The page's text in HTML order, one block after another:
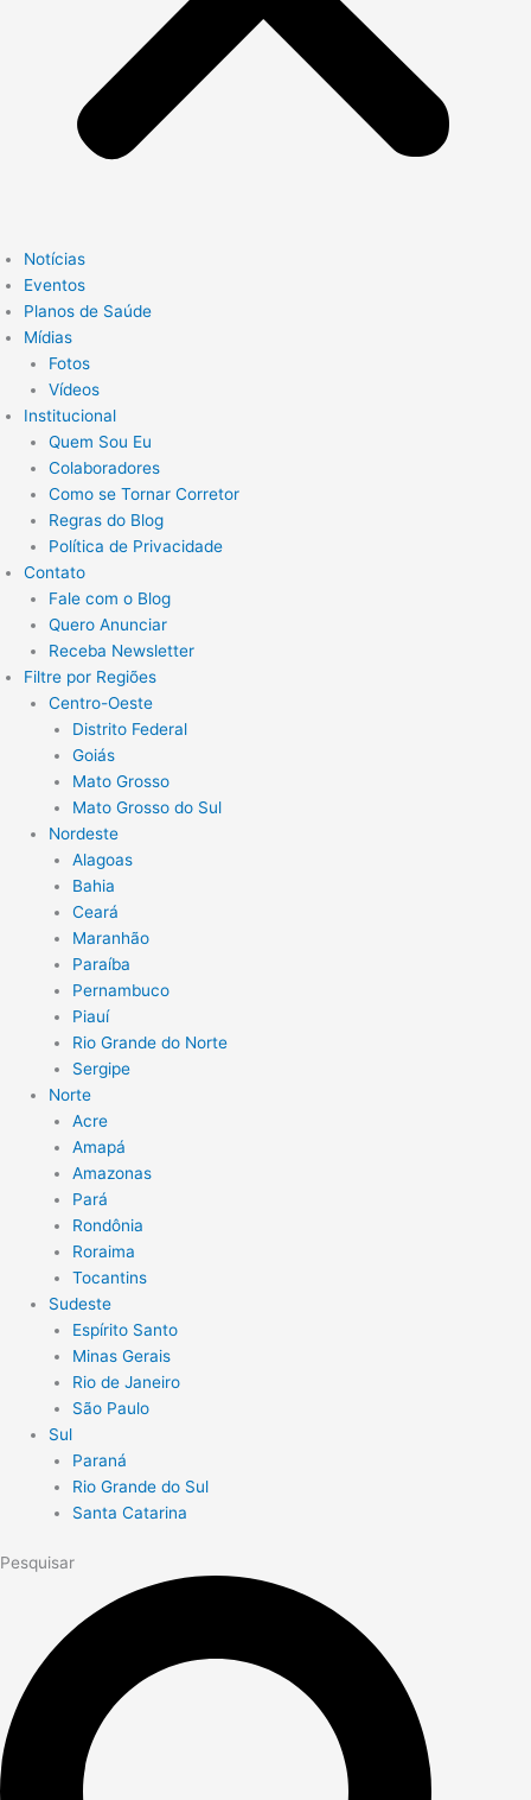
Notícias
Eventos
Planos de Saúde
Mídias
Fotos
Vídeos
Institucional
Quem Sou Eu
Colaboradores
Como se Tornar Corretor
Regras do Blog
Política de Privacidade
Contato
Fale com o Blog
Quero Anunciar
Receba Newsletter
Filtre por Regiões
Centro-Oeste
Distrito Federal
Goiás
Mato Grosso
Mato Grosso do Sul
Nordeste
Alagoas
Bahia
Ceará
Maranhão
Paraíba
Pernambuco
Piauí
Rio Grande do Norte
Sergipe
Norte
Acre
Amapá
Amazonas
Pará
Rondônia
Roraima
Tocantins
Sudeste
Espírito Santo
Minas Gerais
Rio de Janeiro
São Paulo
Sul
Paraná
Rio Grande do Sul
Santa Catarina
Pesquisar